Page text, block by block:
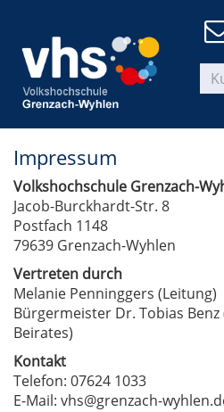
Impressum
Volkshochschule Grenzach-
Jacob-Burckhardt-Str. 8
Postfach 1148
79639 Grenzach-Wyhlen
Vertreten durch
Melanie Penninggers (Leitung)
Bürgermeister Dr. Tobias
Beirates)
Kontakt
Telefon: 07624 1033
E-Mail: vhs@grenzach-